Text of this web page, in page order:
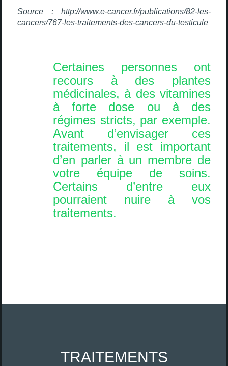
Source : http://www.e-cancer.fr/publications/82-les-
cancers/767-les-traitements-des-cancers-du-testicule
Certaines personnes ont
recours à des plantes
médicinales, à des vitamines
à forte dose ou à des
régimes stricts, par exemple.
Avant d’envisager ces
traitements, il est important
d’en parler à un membre de
votre équipe de soins.
Certains d’entre eux
pourraient nuire à vos
traitements.
TRAITEMENTS